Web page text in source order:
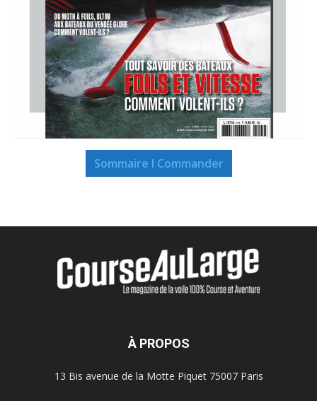
Sommaire I Commander
À PROPOS
13 Bis avenue de la Motte Piquet 75007 Paris